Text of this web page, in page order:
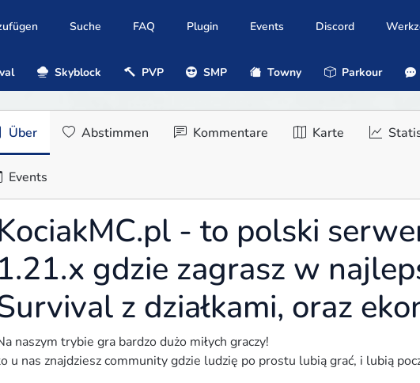
Suche FAQ Plugin Events Discord
Skyblock PVP SMP Towny Parkour
Über Abstimmen Kommentare Karte
Events
- to polski
1.21.x gdzie zagrasz w
z działkami, oraz
naszym trybie gra bardzo dużo miłych graczy!
u nas znajdziesz community gdzie ludzię po prostu lubią grać, i lubią